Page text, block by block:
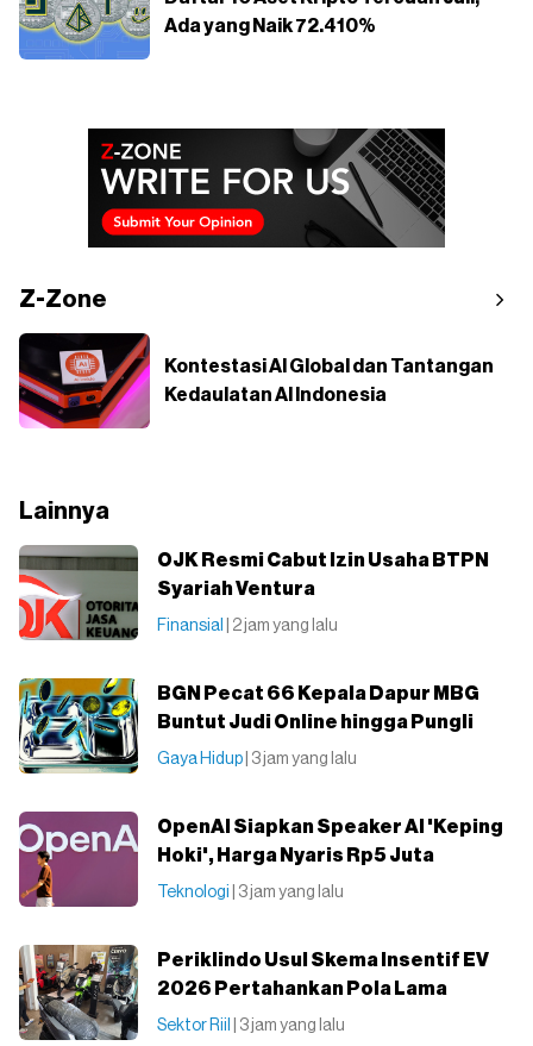
Ada yang Naik 72.410%
Z-Zone
Kontestasi AI Global dan Tantangan
Kedaulatan AI Indonesia
Lainnya
OJK Resmi Cabut Izin Usaha BTPN
Syariah Ventura
Finansial | 2 jam yang lalu
BGN Pecat 66 Kepala Dapur MBG
Buntut Judi Online hingga Pungli
Gaya Hidup | 3 jam yang lalu
OpenAI Siapkan Speaker AI 'Keping
Hoki', Harga Nyaris Rp5 Juta
Teknologi | 3 jam yang lalu
Periklindo Usul Skema Insentif EV
2026 Pertahankan Pola Lama
Sektor Riil | 3 jam yang lalu